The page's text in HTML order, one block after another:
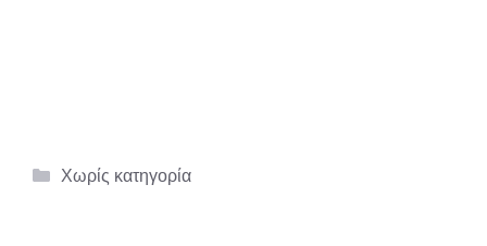
Κατηγορίες
Χωρίς κατηγορία